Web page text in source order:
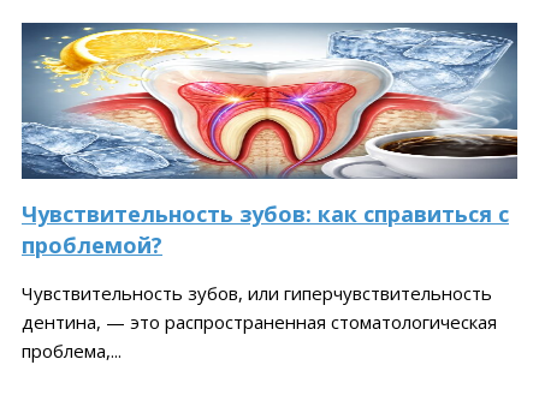
Чувствительность зубов: как справиться с
проблемой?
Чувствительность зубов, или гиперчувствительность
дентина, — это распространенная стоматологическая
проблема,...